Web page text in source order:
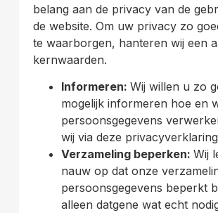
belang aan de privacy van de
de website. Om uw privacy zo
te waarborgen, hanteren wij een
kernwaarden.
Informeren: Wij willen u zo
mogelijk informeren hoe en
persoonsgegevens
wij via deze
Verzameling beperken: Wij
nauw op dat onze
persoonsgegevens beperkt
alleen datgene wat echt